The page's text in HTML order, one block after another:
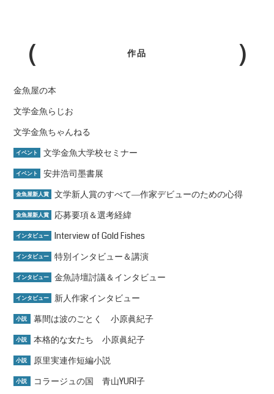
作品
金魚屋の本
文学金魚らじお
文学金魚ちゃんねる
イベント 文学金魚大学校セミナー
イベント 安井浩司墨書展
金魚屋新人賞 文学新人賞のすべて―作家デビューのための心得
金魚屋新人賞 応募要項＆選考経緯
インタビュー Interview of Gold Fishes
インタビュー 特別インタビュー＆講演
インタビュー 金魚詩壇討議＆インタビュー
インタビュー 新人作家インタビュー
小説 幕間は波のごとく 小原眞紀子
小説 本格的な女たち 小原眞紀子
小説 原里実連作短編小説
小説 コラージュの国 青山YURI子